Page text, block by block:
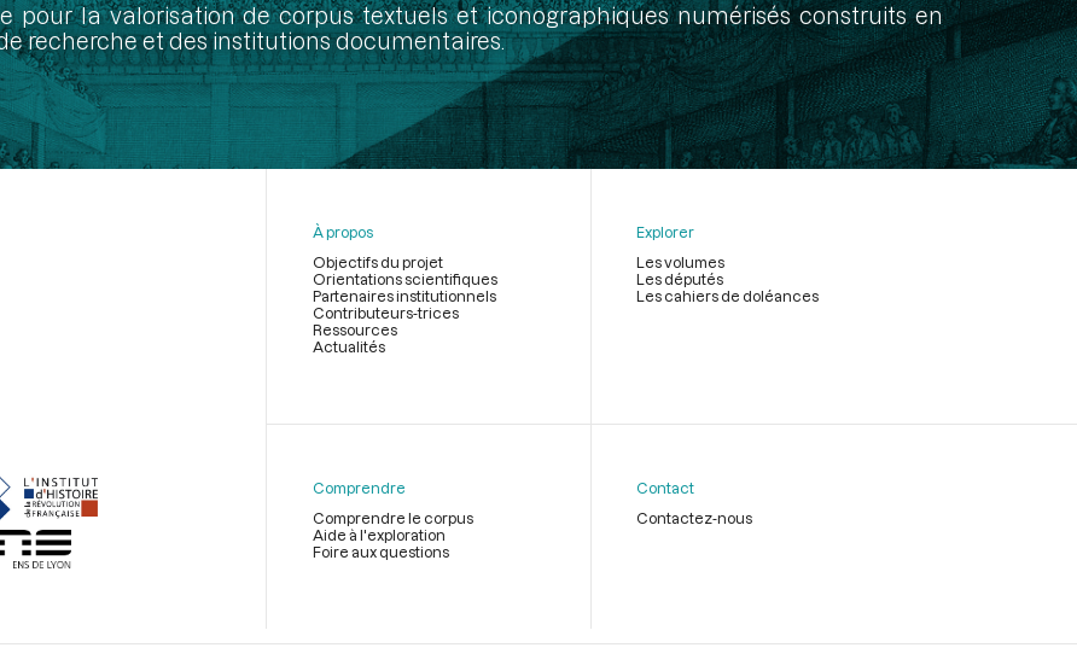
pour la valorisation de corpus textuels et iconographiques numérisés construits en
recherche et des institutions documentaires.
page
À propos
Objectifs du projet
Orientations scientifiques
Partenaires institutionnels
Contributeurs-trices
Ressources
Actualités
Explorer
Les volumes
Les députés
Les cahiers de doléances
Comprendre
Comprendre le corpus
Aide à l'exploration
Foire aux questions
Contact
Contactez-nous